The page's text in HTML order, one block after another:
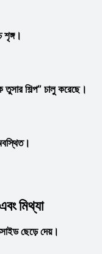
শৃঙ্গ।
শিল্প” চালু করেছে।
মিথ্যা
ছেড়ে দেয়।